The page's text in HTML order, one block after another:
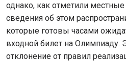
однако, как отметили
сведения об этом
которые готовы часами
входной билет на Олимпиаду.
отклонение от правил